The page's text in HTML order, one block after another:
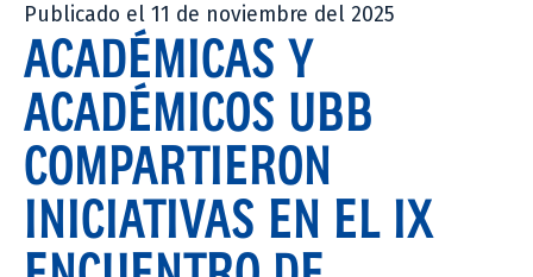
Publicado el 11 de noviembre del 2025
ACADÉMICAS Y
ACADÉMICOS UBB
COMPARTIERON
INICIATIVAS EN EL IX